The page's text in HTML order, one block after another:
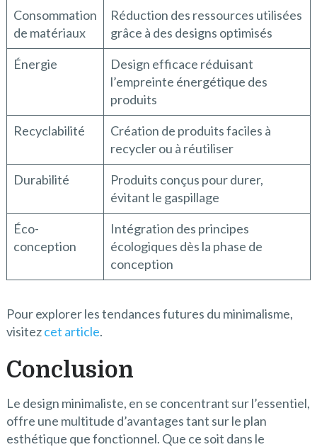
Consommation
de matériaux
Réduction des ressources utilisées
grâce à des designs optimisés
Énergie
Design efficace réduisant
l’empreinte énergétique des
produits
Recyclabilité
Création de produits faciles à
recycler ou à réutiliser
Durabilité
Produits conçus pour durer,
évitant le gaspillage
Éco-
conception
Intégration des principes
écologiques dès la phase de
conception
Pour explorer les tendances futures du minimalisme,
visitezcet article.
Conclusion
Le design minimaliste, en se concentrant sur l’essentiel,
offre une multitude d’avantages tant sur le plan
esthétique que fonctionnel. Que ce soit dans le